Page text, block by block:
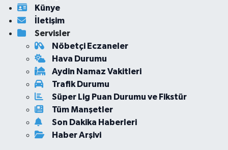
Künye
İletişim
Servisler
Nöbetçi Eczaneler
Hava Durumu
Aydin Namaz Vakitleri
Trafik Durumu
Süper Lig Puan Durumu ve Fikstür
Tüm Manşetler
Son Dakika Haberleri
Haber Arşivi